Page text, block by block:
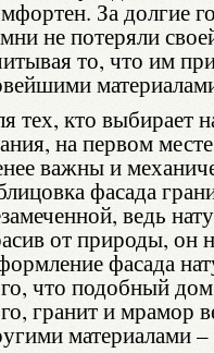
За долгие
не потеряли
то, что им
тех, кто выбирает
на первом
важны и
фасада
ведь
от природы, он
фасада
что подобный
гранит и мрамор
материалами